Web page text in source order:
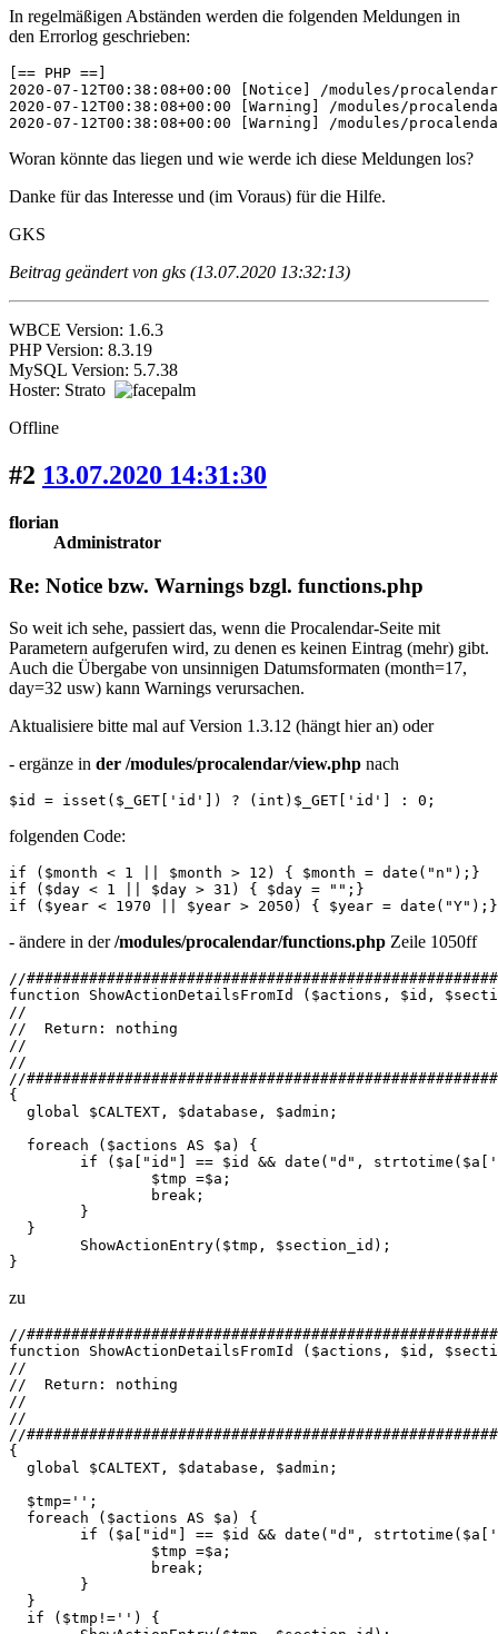
In regelmäßigen Abständen werden die folgenden Meldungen in
den Errorlog geschrieben:
[== PHP ==]
2020-07-12T00:38:08+00:00 [Notice] /modules/
2020-07-12T00:38:08+00:00 [Warning] /modules/
2020-07-12T00:38:08+00:00 [Warning] /modules/
Woran könnte das liegen und wie werde ich diese Meldungen los?
Danke für das Interesse und (im Voraus) für die Hilfe.
GKS
Beitrag geändert von gks (13.07.2020 13:32:13)
WBCE Version: 1.6.3
PHP Version: 8.3.19
MySQL Version: 5.7.38
Hoster: Strato
Offline
#2 13.07.2020 14:31:30
florian
Administrator
Re: Notice bzw. Warnings bzgl. functions.php
So weit ich sehe, passiert das, wenn die Procalendar-Seite mit
Parametern aufgerufen wird, zu denen es keinen Eintrag (mehr) gibt.
Auch die Übergabe von unsinnigen Datumsformaten (month=17,
day=32 usw) kann Warnings verursachen.
Aktualisiere bitte mal auf Version 1.3.12 (hängt hier an) oder
- ergänze in der /modules/procalendar/view.php nach
$id = isset($_GET['id']) ? (int)$_GET['id'] : 0;
folgenden Code:
if ($month < 1 || $month > 12) { $month = date("n");}
if ($day < 1 || $day > 31) { $day = "";}
if ($year < 1970 || $year > 2050) { $year = date("Y");}
- ändere in der/modules/procalendar/functions.php Zeile 1050ff
//
function ShowActionDetailsFromId ($actions, $id,
//
//  Return: nothing
//
//
//
{
  global $CALTEXT, $database, $admin;
  foreach ($actions AS $a) {
  }
}
zu
//
function ShowActionDetailsFromId ($actions, $id,
//
//  Return: nothing
//
//
//
{
  global $CALTEXT, $database, $admin;
  $tmp='';
  foreach ($actions AS $a) {
  }
  if ($tmp!='') {